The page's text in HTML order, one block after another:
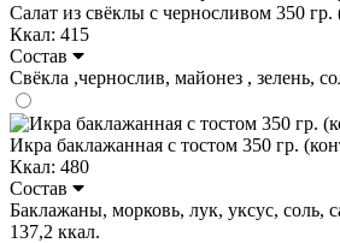
Салат из свёклы с черносливом 350 гр.
Ккал: 415
Состав
Свёкла ,чернослив, майонез , зелень,
Икра баклажанная с тостом 350 гр.
Ккал: 480
Состав
Баклажаны, морковь, лук, уксус, соль,
137,2 ккал.